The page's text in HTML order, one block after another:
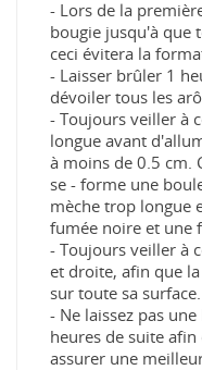
- Lors de la
bougie jusqu'à que
ceci évitera la
- Laisser brûler 1
dévoiler tous les
- Toujours veiller à
longue avant
à moins de 0.5 cm.
se - forme une
mèche trop longue
fumée noire et une
- Toujours veiller à
et droite, afin que
sur toute sa surface.
- Ne laissez pas
heures de suite
assurer une